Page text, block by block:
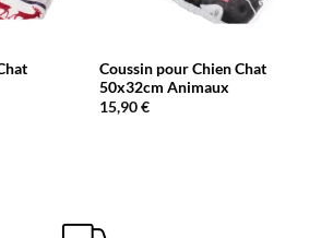
Coussin pour Chien Chat
50x32cm Animaux
15,90€